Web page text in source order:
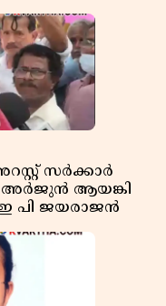
സർക്കാർ
അർജുൻ ആയങ്കി
ഇ പി ജയരാജൻ